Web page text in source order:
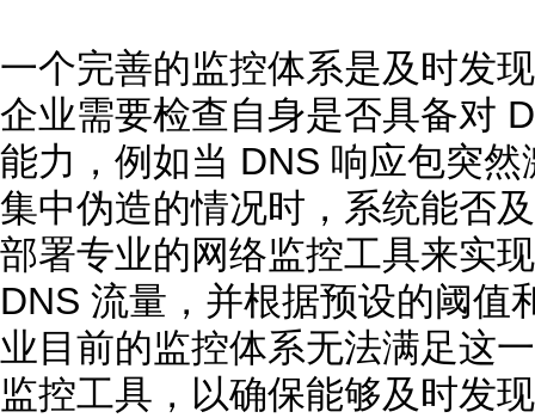
一个完善的监控体系是及时发
企业需要检查自身是否具备对
能力，例如当 DNS 响应包突
集中伪造的情况时，系统能否
部署专业的网络监控工具来实
DNS 流量，并根据预设的阈值
业目前的监控体系无法满足这
监控工具，以确保能够及时发